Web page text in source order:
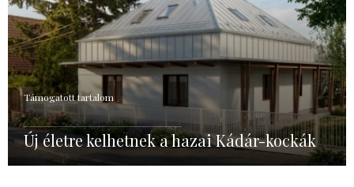
Támogatott tartalom
Új életre kelhetnek a hazai Kádár-kockák